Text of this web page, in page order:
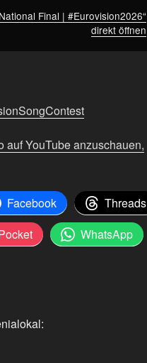
Final | #Eurovision2026“
direkt öffnen
auf YouTube anzuschauen,
Facebook
Threads
WhatsApp